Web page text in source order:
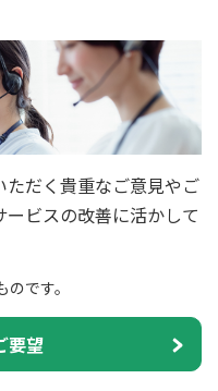
イン
のご請求
経営でお悩みの方はこ
だく貴重なご意見やご
ビスの改善に活かして
です。
要望